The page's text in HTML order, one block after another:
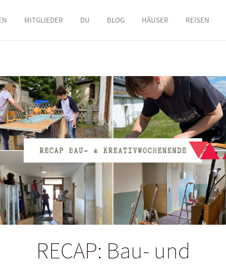
MITGLIEDER DU BLOG HÄUSER REISEN
RECAP: Bau- und